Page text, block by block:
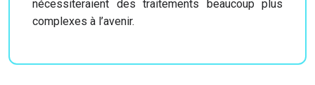
nécessiteraient des traitements beaucoup plus
complexes à l’avenir.